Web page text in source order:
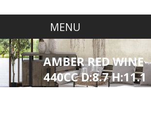
AMBER RED WINE
440CC D:8.7 H:11.1
P/576 SB3.OB24.